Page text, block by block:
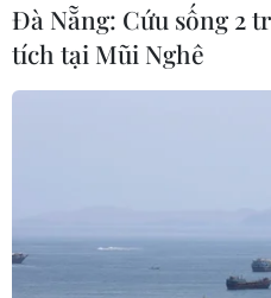
Đà Nẵng: Cứu sống 2
tích tại Mũi Nghê